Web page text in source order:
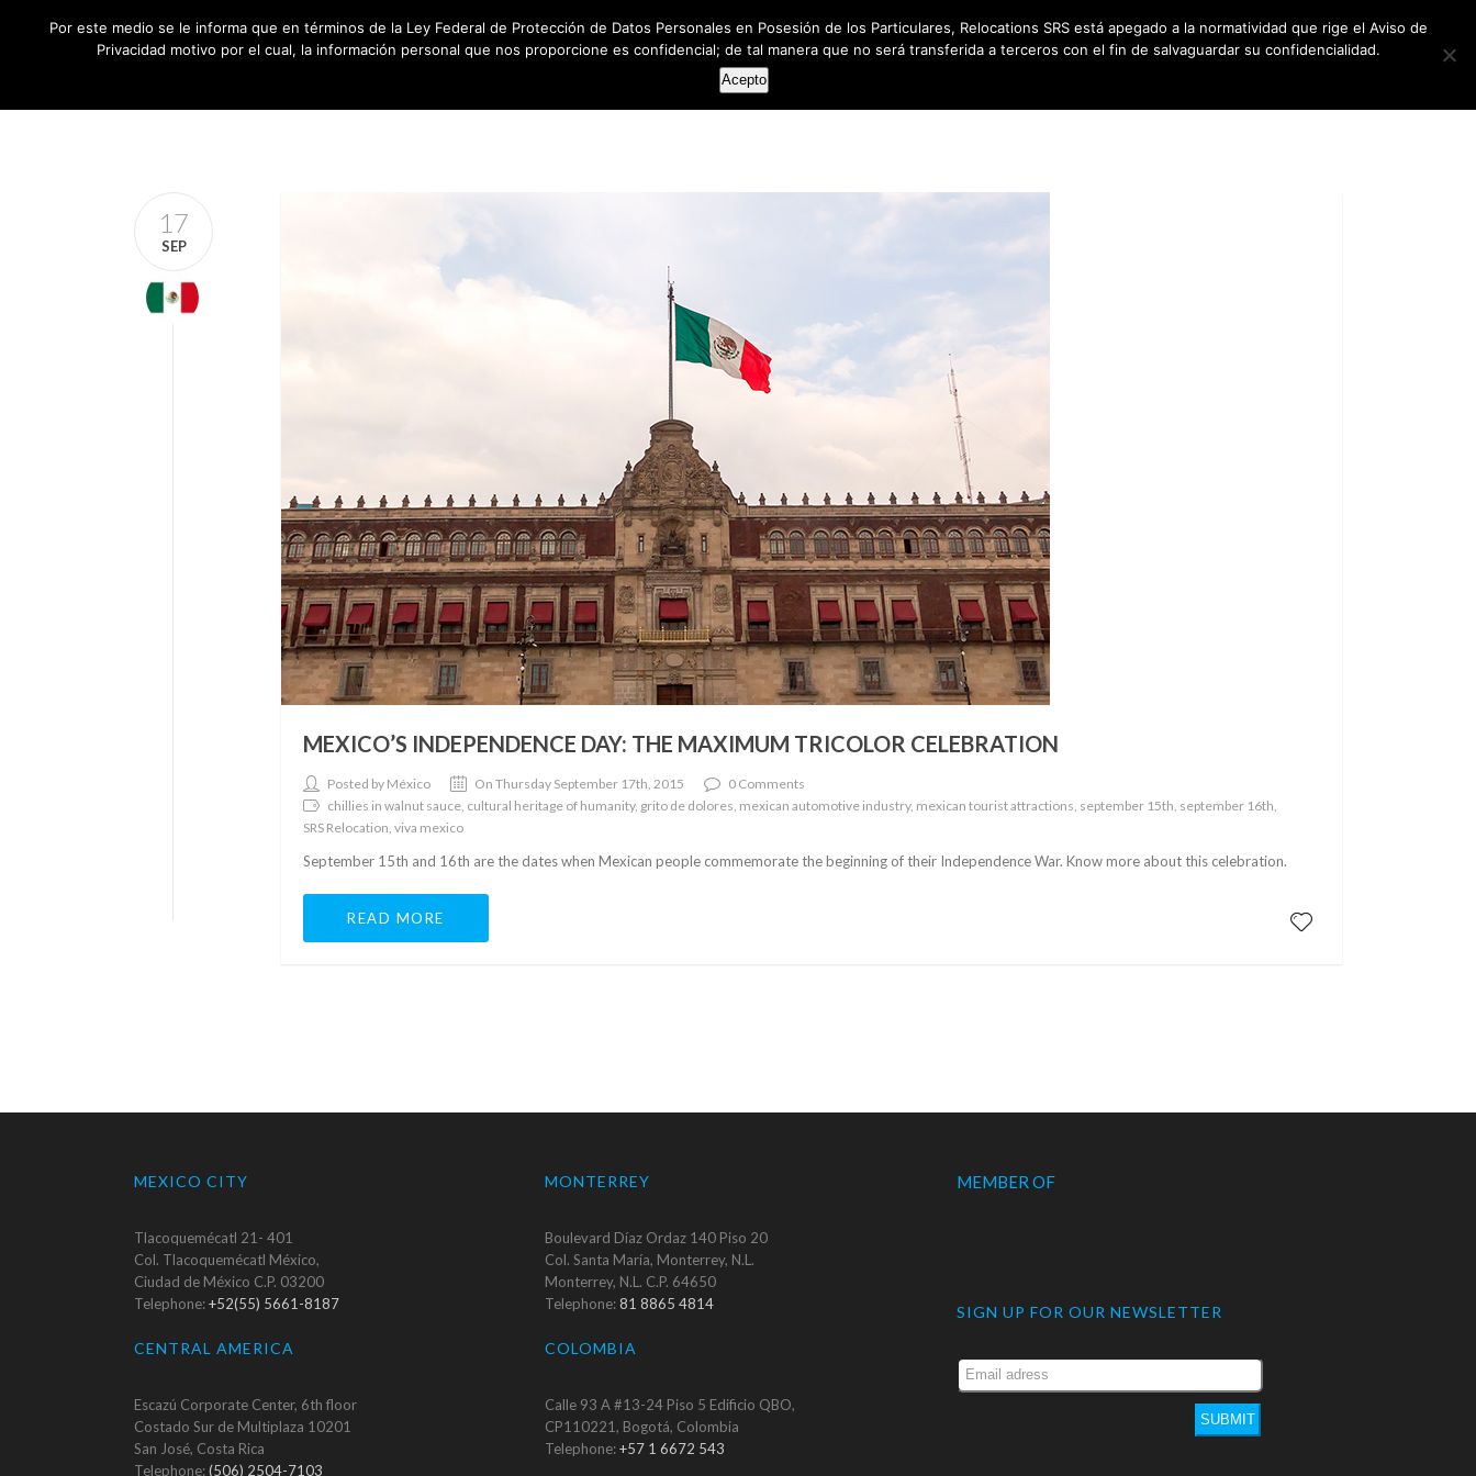
HOME ABOUT US SERVICES RESOURCES NEWSLETTER CONTACT US
17
SEP
MEXICO’S INDEPENDENCE DAY: THE MAXIMUM TRICOLOR CELEBRATION
Posted by México On Thursday September 17th, 2015
0 Comments
chillies in walnut sauce, cultural heritage of humanity, grito de dolores, mexican automotive industry, mexican tourist attractions, september 15th, september 16th,
SRS Relocation, viva mexico
September 15th and 16th are the dates when Mexican people commemorate the beginning of their Independence War. Know more about this celebration.
READ MORE
MEXICO CITY
Tlacoquemécatl 21- 401
Col. Tlacoquemécatl México,
Ciudad de México C.P. 03200
Telephone:+52(55) 5661-8187
CENTRAL AMERICA
Escazú Corporate Center, 6th floor
Costado Sur de Multiplaza 10201
San José, Costa Rica
Telephone:(506) 2504-7103
MONTERREY
Boulevard Díaz Ordaz 140 Piso 20
Col. Santa María, Monterrey, N.L.
Monterrey, N.L. C.P. 64650
Telephone:81 8865 4814
COLOMBIA
Calle 93 A #13-24 Piso 5 Edificio QBO,
CP110221, Bogotá, Colombia
Telephone:+57 1 6672 543
MEMBER OF
SIGN UP FOR OUR NEWSLETTER
SUBMIT
Por este medio se le informa que en términos de la Ley Federal de Protección de Datos Personales en Posesión de los Particulares, Relocations SRS está apegado a la normatividad que rige el Aviso de
Privacidad motivo por el cual, la información personal que nos proporcione es confidencial; de tal manera que no será transferida a terceros con el fin de salvaguardar su confidencialidad.
Acepto